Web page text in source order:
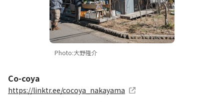
Photo:大野隆介
Co-coya
https://linktr.ee/cocoya_nakayama